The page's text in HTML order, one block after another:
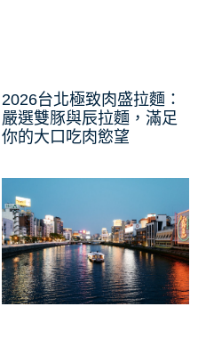
2026台北極致肉盛拉麵：
嚴選雙豚與辰拉麵，滿足
你的大口吃肉慾望